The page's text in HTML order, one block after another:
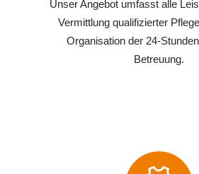
Unser Angebot umfasst alle
Vermittlung qualifizierter
Organisation der 24-
Betreuung.